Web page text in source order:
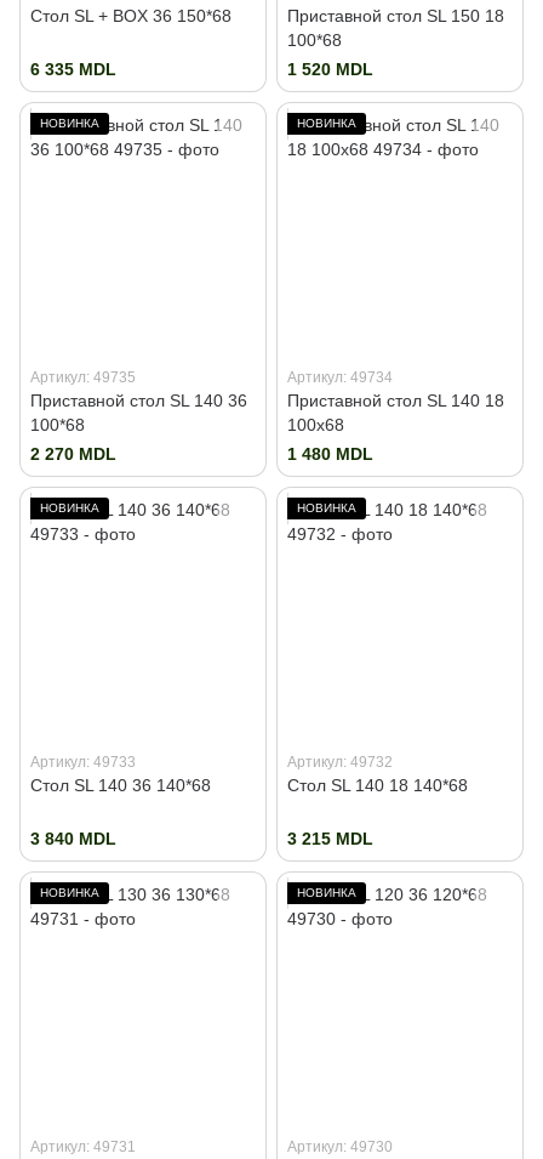
Стол SL + BOX 36 150*68
6 335 MDL
Приставной стол SL 150 18
100*68
1 520 MDL
НОВИНКА
Артикул: 49735
Приставной стол SL 140 36
100*68
2 270 MDL
НОВИНКА
Артикул: 49734
Приставной стол SL 140 18
100x68
1 480 MDL
НОВИНКА
Артикул: 49733
Стол SL 140 36 140*68
3 840 MDL
НОВИНКА
Артикул: 49732
Стол SL 140 18 140*68
3 215 MDL
НОВИНКА
Артикул: 49731
НОВИНКА
Артикул: 49730